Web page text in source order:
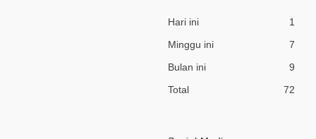
Hari ini
1
Minggu ini
7
Bulan ini
9
Total
72